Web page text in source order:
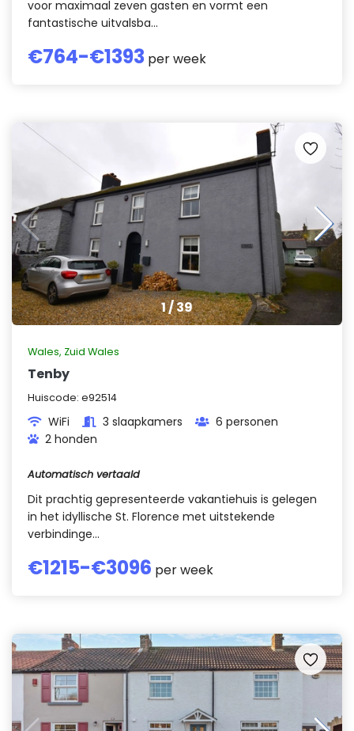
voor maximaal zeven gasten en vormt een
fantastische uitvalsba...
€764-€1393 per week
1/39
Wales, Zuid Wales
Tenby
Huiscode: e92514
WiFi 3 slaapkamers
6 personen
2 honden
Automatisch vertaald
Dit prachtig gepresenteerde vakantiehuis is gelegen
in het idyllische St. Florence met uitstekende
verbindinge...
€1215-€3096 per week